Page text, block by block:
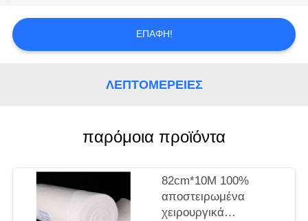
ΣΕ
ΕΠΑΦΉ
ΑΠΌΣΠΑΣΜΑ
SITEMAP
ΕΠΑΦΉ!
ΛΕΠΤΟΜΈΡΕΙΕΣ
παρόμοια προϊόντα
82cm*10M 100%
αποστειρωμένα
χειρουργικά